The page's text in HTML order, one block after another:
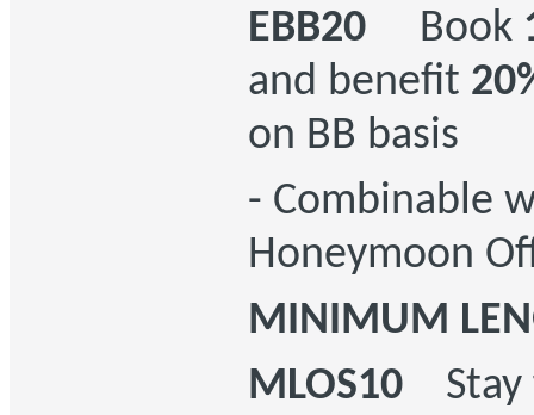
EBB20
Book
and benefit
on BB basis
- Combinable
Honeymoon
MINIMUM
MLOS10
Stay